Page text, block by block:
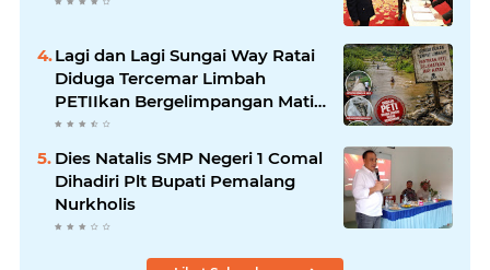
Lagi dan Lagi Sungai Way Ratai
Diduga Tercemar Limbah
PETIIkan Bergelimpangan Mati,
Rakyat Jadi Korban: Di Mana
Aparat Penegak Hukum?
Dies Natalis SMP Negeri 1 Comal
Dihadiri Plt Bupati Pemalang
Nurkholis